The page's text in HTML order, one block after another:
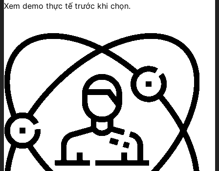
Xem demo thực tế trước khi chọn.